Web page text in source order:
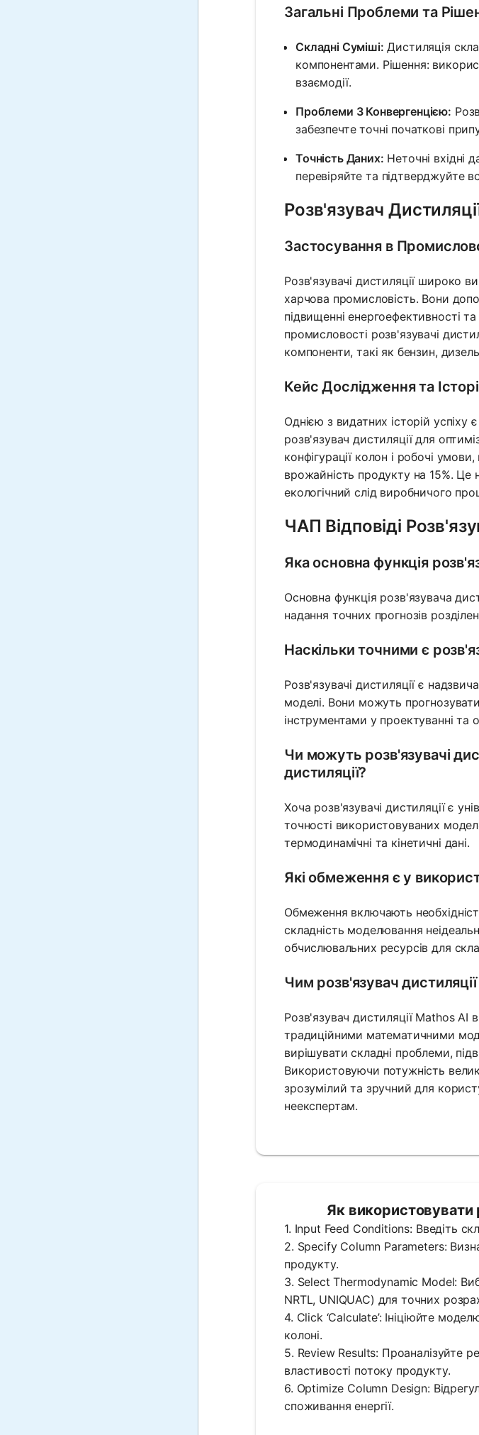
Загальні Проблеми та
Складні Суміші: Дистиляція
компонентами. Рішення:
взаємодії.
Проблеми З Конвергенцією:
забезпечте точні початкові
Точність Даних: Неточні вхідні
перевіряйте та підтверджуйте
Розв'язувач
Застосування в
Розв'язувачі дистиляції широко
харчова промисловість. Вони
підвищенні енергоефективності
промисловості розв'язувачі
компоненти, такі як бензин,
Кейс Дослідження та
Однією з видатних історій
розв'язувач дистиляції для
конфігурації колон і робочі
врожайність продукту на 15%. Це
екологічний слід виробничого
ЧАП Відповіді
Яка основна функція
Основна функція розв'язувача
надання точних прогнозів
Наскільки точними є
Розв'язувачі дистиляції є
моделі. Вони можуть
інструментами у проектуванні та
Чи можуть розв'язувачі
дистиляції?
Хоча розв'язувачі дистиляції є
точності використовуваних
термодинамічні та кінетичні дані.
Які обмеження є у
Обмеження включають
складність моделювання
обчислювальних ресурсів для
Чим розв'язувач
Розв'язувач дистиляції Mathos AI
традиційними математичними
вирішувати складні проблеми,
Використовуючи потужність
зрозумілий та зручний для
неекспертам.
Як використовувати
1. Input Feed Conditions: Введіть
2. Specify Column Parameters:
продукту.
3. Select Thermodynamic Model:
NRTL, UNIQUAC) для точних
4. Click ‘Calculate’: Ініціюйте
колоні.
5. Review Results: Проаналізуйте
властивості потоку продукту.
6. Optimize Column Design:
споживання енергії.